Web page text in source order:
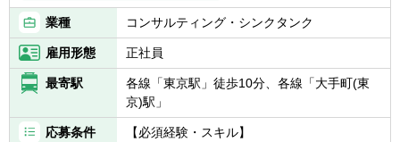
■オペレーションデューデリジェンス
・バリューチェーン/オペレーションの構造な
らびにパフォーマンス分析
ョン・組織機能分離、グループ機能分離の課
題分析、財務影響の把握/試算
・ITデューディリジェンス
業種 コンサルティング・シンクタンク
雇用形態 正社員
最寄駅
各線「東京駅」徒歩10分、各線「大手町(東
京)駅」
応募条件
【必須経験・スキル】